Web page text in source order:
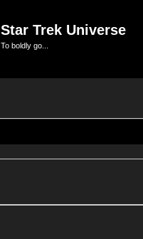
Star Trek Universe
To boldly go...